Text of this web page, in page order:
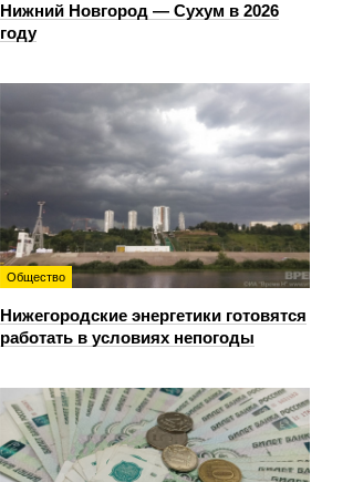
Нижний Новгород — Сухум в 2026
году
Общество
Нижегородские энергетики готовятся
работать в условиях непогоды